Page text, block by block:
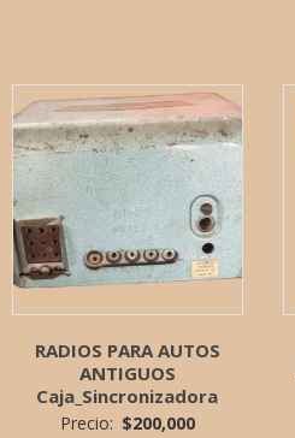
RADIOS PARA AUTOS
ANTIGUOS
Caja_Sincronizadora
Precio: $200,000